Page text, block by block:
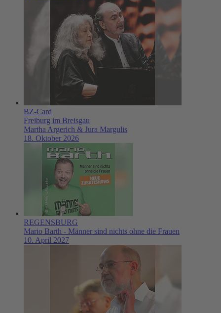
BZ-Card
Freiburg im Breisgau
Martha Argerich & Jura Margulis
18. Oktober 2026
REGENSBURG
Mario Barth - Männer sind nichts ohne die Frauen
10. April 2027